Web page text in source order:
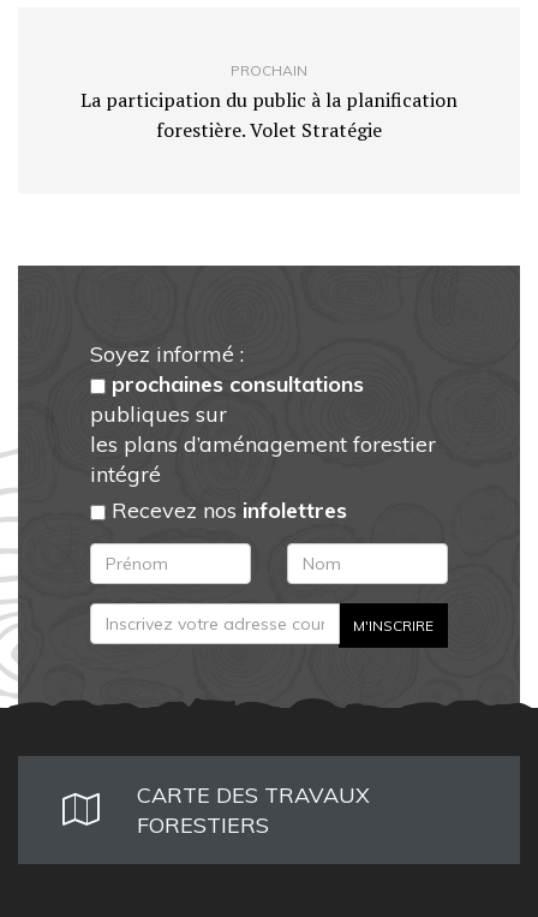
PROCHAIN
La participation du public à la planification
forestière. Volet Stratégie
Soyez informé :
prochaines consultations
publiques sur
les plans d’aménagement forestier
intégré
Recevez nos infolettres
CARTE DES TRAVAUX
FORESTIERS